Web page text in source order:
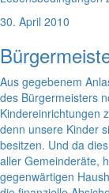
30. April 2010
Aus gegebenem
des Bürgermeisters
Kindereinrichtungen
denn unsere Kinder
besitzen. Und da
aller Gemeinderäte,
gegenwärtigen